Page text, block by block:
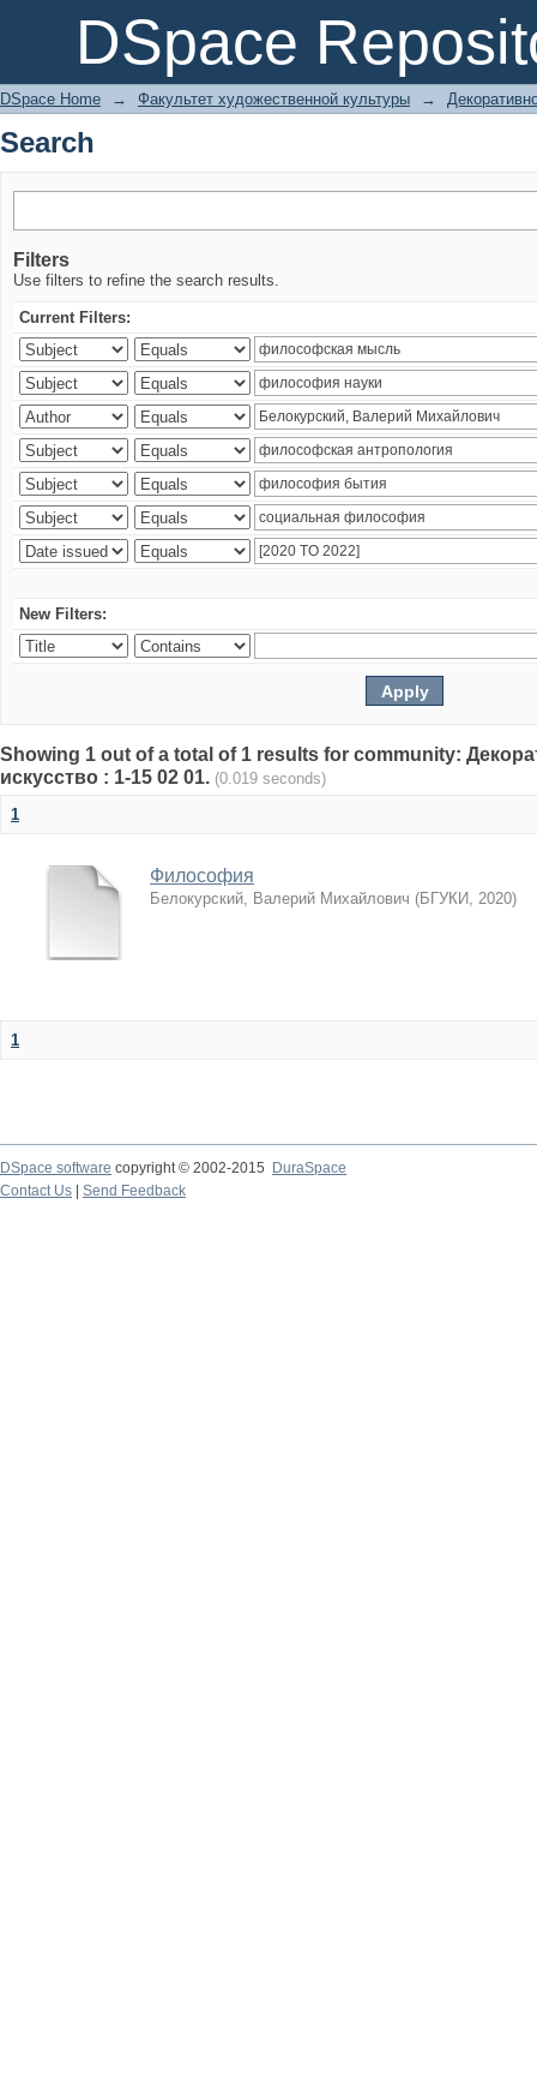
DSpace
Search
DSpace Home → Факультет художественной культуры →
Search
Filters
Use filters to refine the search results.
Current Filters:
New Filters:
Showing 1 out of a total of 1 results for community:
искусство : 1-15 02 01. (0.019 seconds)
1
Философия
Белокурский, Валерий Михайлович (БГУКИ, 2020)
1
DSpace software copyright © 2002-2015
DuraSpace
Contact Us
Send Feedback